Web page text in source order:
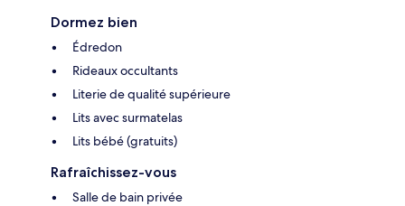
Dormez bien
Édredon
Rideaux occultants
Literie de qualité supérieure
Lits avec surmatelas
Lits bébé (gratuits)
Rafraîchissez-vous
Salle de bain privée